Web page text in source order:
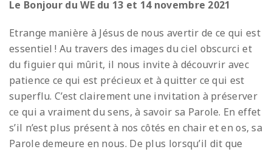
Le Bonjour du WE du 13 et 14 novembre 2021
Etrange manière à Jésus de nous avertir de ce qui est
essentiel ! Au travers des images du ciel obscurci et
du figuier qui mûrit, il nous invite à découvrir avec
patience ce qui est précieux et à quitter ce qui est
superflu. C’est clairement une invitation à préserver
ce qui a vraiment du sens, à savoir sa Parole. En effet
s’il n’est plus présent à nos côtés en chair et en os, sa
Parole demeure en nous. De plus lorsqu’il dit que